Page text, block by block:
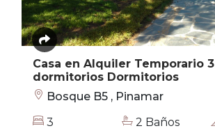
Casa en Alquiler Temporario 3
dormitorios Dormitorios
Bosque B5 , Pinamar
3
2 Baños